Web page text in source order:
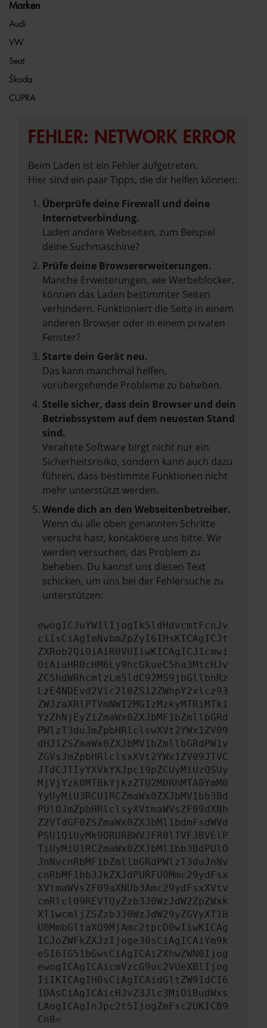
Marken
Audi
VW
Seat
Škoda
CUPRA
FEHLER: NETWORK ERROR
Beim Laden ist ein Fehler aufgetreten.
Hier sind ein paar Tipps, die dir helfen können:
Überprüfe deine Firewall und deine
Internetverbindung.
Laden andere Webseiten, zum Beispiel
deine Suchmaschine?
Prüfe deine Browsererweiterungen.
Manche Erweiterungen, wie Werbeblocker,
können das Laden bestimmter Seiten
verhindern. Funktioniert die Seite in einem
anderen Browser oder in einem privaten
Fenster?
Starte dein Gerät neu.
Das kann manchmal helfen,
vorübergehende Probleme zu beheben.
Stelle sicher, dass dein Browser und dein
Betriebssystem auf dem neuesten Stand
sind.
Veraltete Software birgt nicht nur ein
Sicherheitsrisiko, sondern kann auch dazu
führen, dass bestimmte Funktionen nicht
mehr unterstützt werden.
Wende dich an den Webseitenbetreiber.
Wenn du alle oben genannten Schritte
versucht hast, kontaktiere uns bitte. Wir
werden versuchen, das Problem zu
beheben. Du kannst uns diesen Text
schicken, um uns bei der Fehlersuche zu
unterstützen:
ewogICJuYW1lIjogIk5ldHdvcmtFcnJv
ciIsCiAgImNvbmZpZyI6IHsKICAgICJt
ZXRob2QiOiAiR0VUIiwKICAgICJ1cmwi
OiAiaHR0cHM6Ly9hcGkueC5ha3MtcHJv
ZC5hdWRhcmlzLm5ldC92MS9jbGllbnRz
LzE4NDEvd2Vic2l0ZS12ZWhpY2xlcz93
ZWJzaXRlPTVmNWI2MGIzMzkyMTRiMTk1
YzZhNjEyZiZmaWx0ZXJbMF1bZmllbGRd
PWlzT3duJmZpbHRlclswXVt2YWx1ZV09
dHJ1ZSZmaWx0ZXJbMV1bZmllbGRdPW1v
ZGVsJmZpbHRlclsxXVt2YWx1ZV09JTVC
JTdCJTIyYXVkYXJpc19pZCUyMiUzQSUy
MjVjYzk0MTBkYjkzZTU2MDRhMTA0YmM0
YyUyMiU3RCU1RCZmaWx0ZXJbMV1bb3Bd
PUlOJmZpbHRlclsyXVtmaWVsZF09dXNh
Z2VTdGF0ZSZmaWx0ZXJbMl1bdmFsdWVd
PSU1QiUyMk9ORURBWVJFR0lTVFJBVElP
TiUyMiU1RCZmaWx0ZXJbMl1bb3BdPUlO
JnNvcnRbMF1bZmllbGRdPWlzT3duJnNv
cnRbMF1bb3JkZXJdPURFU0Mmc29ydFsx
XVtmaWVsZF09aXNUb3Amc29ydFsxXVtv
cmRlcl09REVTQyZzb3J0WzJdW2ZpZWxk
XT1wcmljZSZzb3J0WzJdW29yZGVyXT1B
U0MmbGltaXQ9MjAmc2tpcD0wIiwKICAg
ICJoZWFkZXJzIjoge30sCiAgICAiYm9k
eSI6IG51bGwsCiAgICAiZXhwZWN0Ijog
ewogICAgICAicmVzcG9uc2VUeXBlIjog
IiIKICAgIH0sCiAgICAidGltZW91dCI6
IDAsCiAgICAicHJvZ3Jlc3MiOiBudWxs
LAogICAgInJpc2t5IjogZmFsc2UKICB9
Cn0=